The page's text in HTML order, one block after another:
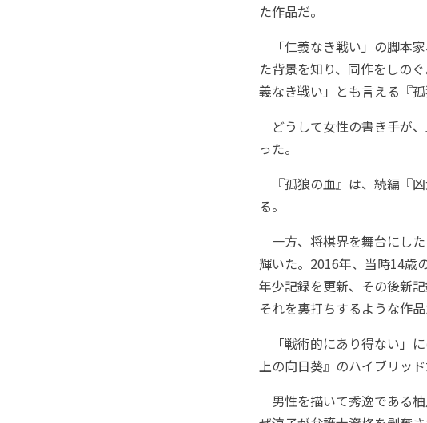
た作品だ。
「仁義なき戦い」の脚本
た背景を知り、同作をしの
義なき戦い」とも言える『
どうして女性の書き手が
った。
『孤狼の血』は、続編『
る。
一方、将棋界を舞台にし
輝いた。2016年、当時14歳
年少記録を更新、その後新
それを裏打ちするような作品
「戦術的にあり得ない」
上の向日葵』のハイブリッ
男性を描いて秀逸である